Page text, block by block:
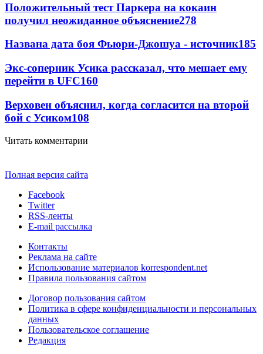
Положительный тест Паркера на кокаин
получил неожиданное объяснение278
Названа дата боя Фьюри-Джошуа - источник185
Экс-соперник Усика рассказал, что мешает ему
перейти в UFC160
Верховен объяснил, когда согласится на второй
бой с Усиком108
Читать комментарии
Полная версия сайта
Facebook
Twitter
RSS-ленты
E-mail рассылка
Контакты
Реклама на сайте
Использование материалов korrespondent.net
Правила пользования сайтом
Договор пользования сайтом
Политика в сфере конфиденциальности и персональных
данных
Пользовательское соглашение
Редакция